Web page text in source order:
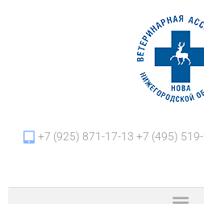
+7 (925) 871-17-13 +7 (495)